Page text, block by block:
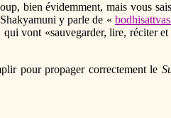
bien évidemment, mais vous
y parle de «
qui vont «sauvegarder, lire, réciter
pour propager correctement le